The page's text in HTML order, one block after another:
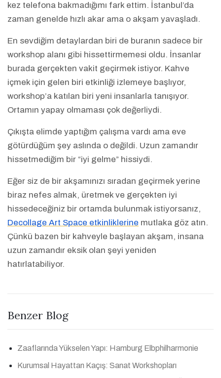
kez telefona bakmadığımı fark ettim. İstanbul’da
zaman genelde hızlı akar ama o akşam yavaşladı.
En sevdiğim detaylardan biri de buranın sadece bir
workshop alanı gibi hissettirmemesi oldu. İnsanlar
burada gerçekten vakit geçirmek istiyor. Kahve
içmek için gelen biri etkinliği izlemeye başlıyor,
workshop’a katılan biri yeni insanlarla tanışıyor.
Ortamın yapay olmaması çok değerliydi.
Çıkışta elimde yaptığım çalışma vardı ama eve
götürdüğüm şey aslında o değildi. Uzun zamandır
hissetmediğim bir “iyi gelme” hissiydi.
Eğer siz de bir akşamınızı sıradan geçirmek yerine
biraz nefes almak, üretmek ve gerçekten iyi
hissedeceğiniz bir ortamda bulunmak istiyorsanız,
Decollage Art Space etkinliklerine mutlaka göz atın.
Çünkü bazen bir kahveyle başlayan akşam, insana
uzun zamandır eksik olan şeyi yeniden
hatırlatabiliyor.
Benzer Blog
Zaaflarında Yükselen Yapı: Hamburg Elbphilharmonie
Kurumsal Hayattan Kaçış: Sanat Workshopları